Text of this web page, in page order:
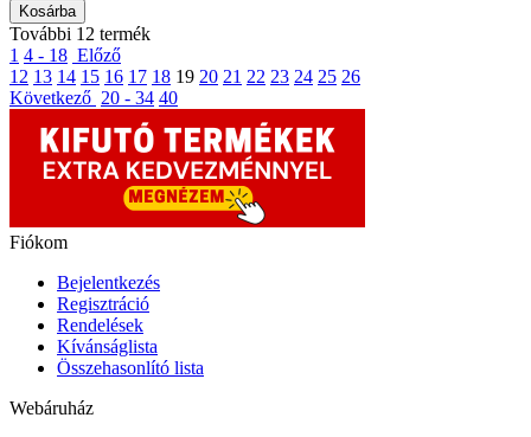
Kosárba
További 12 termék
1 4 - 18 Előző
12 13 14 15 16 17 18 19 20 21 22 23 24 25 26
Következő 20 - 34 40
Fiókom
Bejelentkezés
Regisztráció
Rendelések
Kívánságlista
Összehasonlító lista
Webáruház